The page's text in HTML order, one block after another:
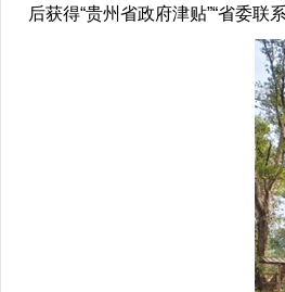
后获得“贵州省政府津贴”“省委联